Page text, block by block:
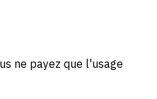
ne payez que l'usage